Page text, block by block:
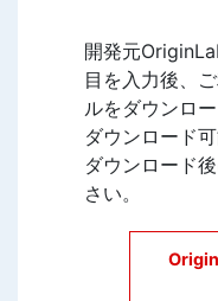
開発元
目を入力後、
ルをダウンロ
ダウンロード
ダウンロード
さい。
Origin